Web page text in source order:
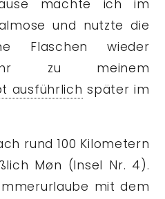
machte ich im
und nutzte die
Flaschen wieder
zu meinem
ausführlich später im
rund 100 Kilometern
Møn (Insel Nr. 4).
mit dem